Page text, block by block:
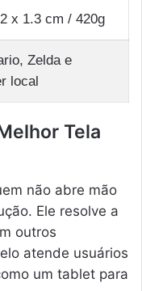
x 1.3 cm / 420g
Zelda e
local
Tela
não abre mão
Ele resolve a
outros
atende usuários
um tablet para